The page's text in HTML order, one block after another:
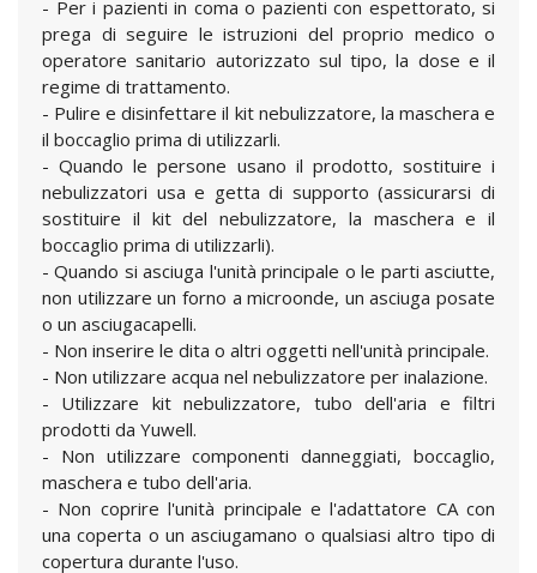
- Per i pazienti in coma o pazienti con espettorato, si
prega di seguire le istruzioni del proprio medico o
operatore sanitario autorizzato sul tipo, la dose e il
regime di trattamento.
- Pulire e disinfettare il kit nebulizzatore, la maschera e
il boccaglio prima di utilizzarli.
- Quando le persone usano il prodotto, sostituire i
nebulizzatori usa e getta di supporto (assicurarsi di
sostituire il kit del nebulizzatore, la maschera e il
boccaglio prima di utilizzarli).
- Quando si asciuga l'unità principale o le parti asciutte,
non utilizzare un forno a microonde, un asciuga posate
o un asciugacapelli.
- Non inserire le dita o altri oggetti nell'unità principale.
- Non utilizzare acqua nel nebulizzatore per inalazione.
- Utilizzare kit nebulizzatore, tubo dell'aria e filtri
prodotti da Yuwell.
- Non utilizzare componenti danneggiati, boccaglio,
maschera e tubo dell'aria.
- Non coprire l'unità principale e l'adattatore CA con
una coperta o un asciugamano o qualsiasi altro tipo di
copertura durante l'uso.